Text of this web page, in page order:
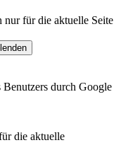
für die aktuelle Seite
durch Google
die aktuelle